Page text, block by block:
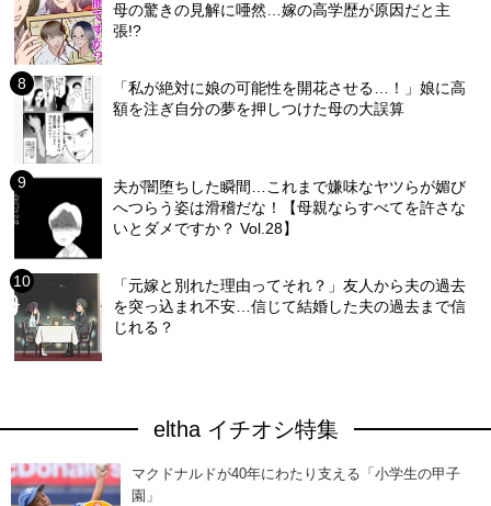
母の驚きの見解に唖然…嫁の高学歴が原因だと主
張!?
「私が絶対に娘の可能性を開花させる…！」娘に高
額を注ぎ自分の夢を押しつけた母の大誤算
夫が闇堕ちした瞬間…これまで嫌味なヤツらが媚び
へつらう姿は滑稽だな！【母親ならすべてを許さな
いとダメですか？ Vol.28】
「元嫁と別れた理由ってそれ？」友人から夫の過去
を突っ込まれ不安…信じて結婚した夫の過去まで信
じれる？
eltha イチオシ特集
マクドナルドが40年にわたり支える「小学生の甲子
園」